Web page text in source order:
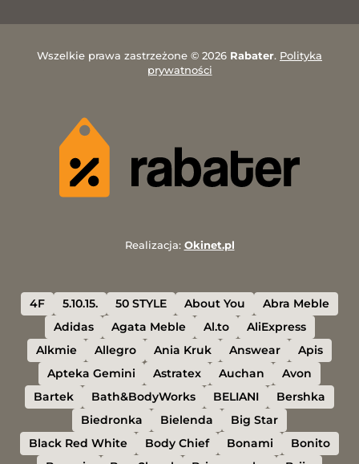
Wszelkie prawa zastrzeżone © 2026 Rabater. Polityka
prywatności
Realizacja: Okinet.pl
4F 5.10.15. 50 STYLE About You
Abra Meble
Adidas
Agata Meble Al.to
AliExpress
Alkmie
Allegro Ania Kruk Answear
Apis
Apteka Gemini
Astratex Auchan
Avon
Bartek
Bath&BodyWorks BELIANI
Bershka
Biedronka
Bielenda
Big Star
Black Red White
Body Chief Bonami
Bonito